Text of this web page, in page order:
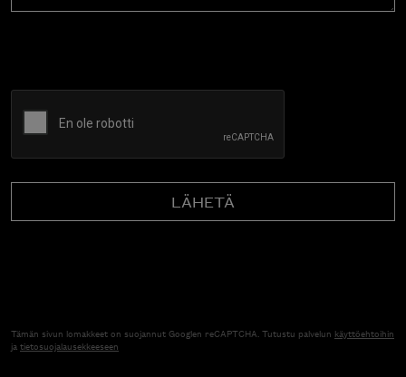
Tämän sivun lomakkeet on suojannut Googlen reCAPTCHA. Tutustu palvelun käyttöehtoihin
jatietosuojalausekkeeseen